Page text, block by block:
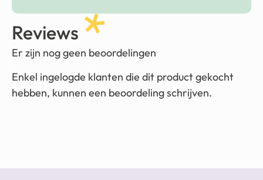
Reviews
Er zijn nog geen beoordelingen
Enkel ingelogde klanten die dit product gekocht
hebben, kunnen een beoordeling schrijven.